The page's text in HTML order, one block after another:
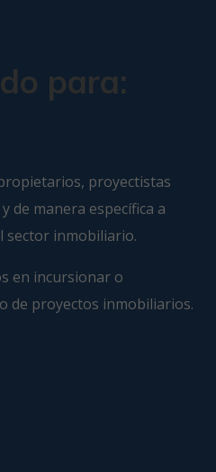
para:
proyectistas
de manera específica a
sector inmobiliario.
en incursionar o
de proyectos inmobiliarios.